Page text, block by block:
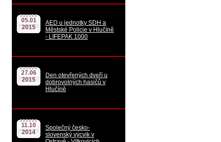
05.01
2015
AED u jednotky SDH a
Městské Policie v Hlučíně
- LIFEPAK 1000
27.06
2015
Den otevřených dveří u
dobrovolných hasičů v
Hlučíně
11.10
2014
Společný česko-
slovenský výcvik v